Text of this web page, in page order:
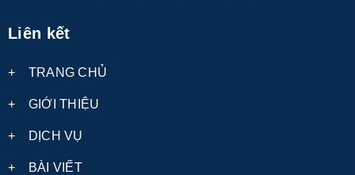
Liên kết
+ TRANG CHỦ
+ GIỚI THIỆU
+ DỊCH VỤ
+ BÀI VIẾT